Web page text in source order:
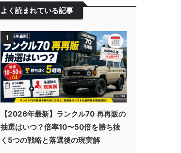
よく読まれている記事
1
【2026年最新】ランクル70 再再販の
抽選はいつ？倍率10〜50倍を勝ち抜
く5つの戦略と落選後の現実解